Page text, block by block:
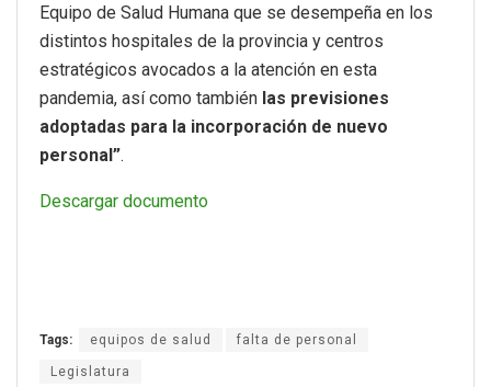
Equipo de Salud Humana que se desempeña en los
distintos hospitales de la provincia y centros
estratégicos avocados a la atención en esta
pandemia, así como también las previsiones
adoptadas para la incorporación de nuevo
personal”.
Descargar documento
Tags: equipos de salud falta de personal
Legislatura